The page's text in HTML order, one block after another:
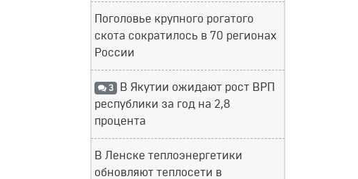
Поголовье крупного рогатого
скота сократилось в 70 регионах
России
3 В Якутии ожидают рост ВРП
республики за год на 2,8
процента
В Ленске теплоэнергетики
обновляют теплосети в